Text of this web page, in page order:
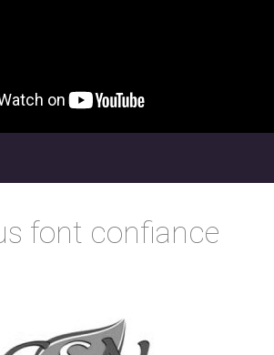
font confiance